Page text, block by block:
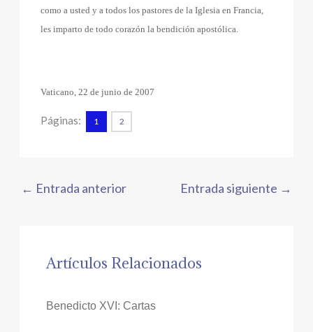
como a usted y a todos los pastores de la Iglesia en Francia,
les imparto de todo corazón la bendición apostólica.
Vaticano, 22 de junio de 2007
Páginas: 1 2
← Entrada anterior Entrada siguiente →
Artículos Relacionados
Benedicto XVI: Cartas